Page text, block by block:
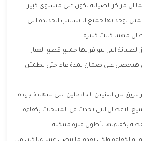
ان مراكز الصيانة تكون على مستوى كبير
يوجد بها جميع الاساليب الجديدة التى
مهما كانت كبيرة .
التى يتوافر بها جميع قطع الغيار
هتحصل على ضمان لمدة عام حتى تطمئن
فريق من الفنيين الحاصلين على شهادة جودة
الاعطال التى تحدث فى المنتجات بكفاءة
بكفاءتها لأطول فترة ممكنه .